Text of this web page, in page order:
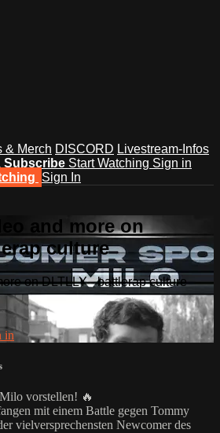
& Merch DISCORD Livestream-Infos
Subscribe Start Watching Sign in
Sign In
and more on
culture
on DLTLLY - battlerap culture
in
vorstellen! 🔥
mit einem Battle gegen Tommy
vielversprechensten Newcomer des